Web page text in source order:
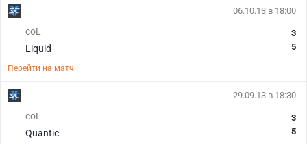
06.10.13 в 18:00
coL
Liquid
3
5
Перейти на матч
29.09.13 в 18:30
coL
Quantic
3
5